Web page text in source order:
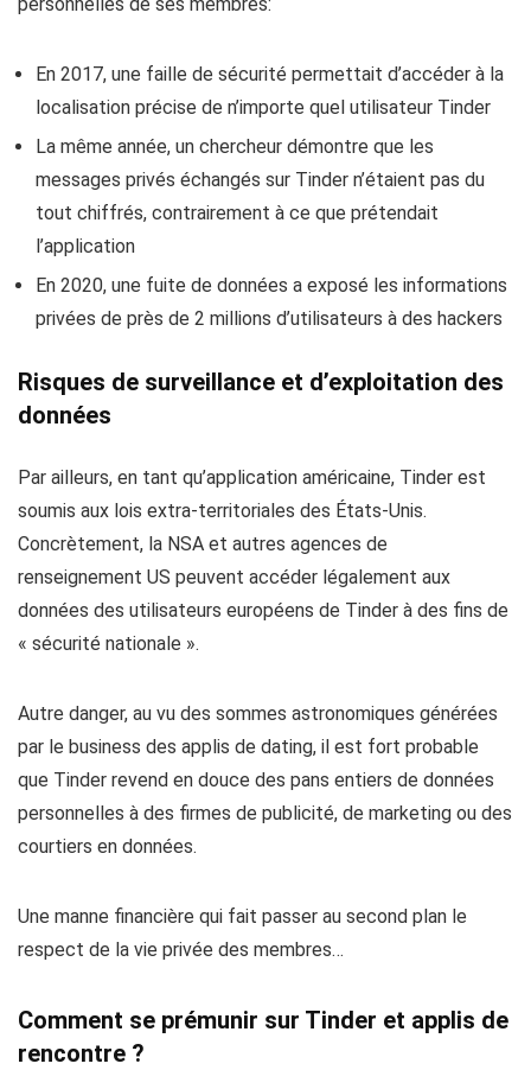
En 2017, une faille de sécurité permettait d’accéder à la
localisation précise de n’importe quel utilisateur Tinder
La même année, un chercheur démontre que les
messages privés échangés sur Tinder n’étaient pas du
tout chiffrés, contrairement à ce que prétendait
l’application
En 2020, une fuite de données a exposé les informations
privées de près de 2 millions d’utilisateurs à des hackers
Risques de surveillance et d’exploitation des
données
Par ailleurs, en tant qu’application américaine, Tinder est
soumis aux lois extra-territoriales des États-Unis.
Concrètement, la NSA et autres agences de
renseignement US peuvent accéder légalement aux
données des utilisateurs européens de Tinder à des fins de
« sécurité nationale ».
Autre danger, au vu des sommes astronomiques générées
par le business des applis de dating, il est fort probable
que Tinder revend en douce des pans entiers de données
personnelles à des firmes de publicité, de marketing ou des
courtiers en données.
Une manne financière qui fait passer au second plan le
respect de la vie privée des membres…
Comment se prémunir sur Tinder et applis de
rencontre ?